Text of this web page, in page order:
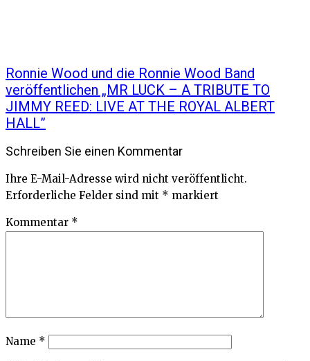
Ronnie Wood und die Ronnie Wood Band
veröffentlichen „MR LUCK – A TRIBUTE TO
JIMMY REED: LIVE AT THE ROYAL ALBERT
HALL”
Schreiben Sie einen Kommentar
Ihre E-Mail-Adresse wird nicht veröffentlicht.
Erforderliche Felder sind mit * markiert
Kommentar *
Name *